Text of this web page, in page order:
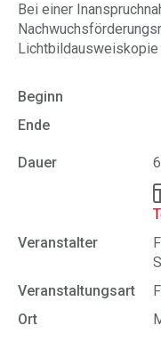
Bei einer
Lichtbildausweiskopie
Beginn
Ende
Dauer
Veranstalter
Veranstaltungsart
Ort